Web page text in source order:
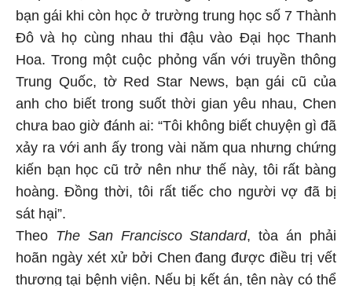
bạn gái khi còn học ở trường trung học số 7 Thành
Đô và họ cùng nhau thi đậu vào Đại học Thanh
Hoa. Trong một cuộc phỏng vấn với truyền thông
Trung Quốc, tờ Red Star News, bạn gái cũ của
anh cho biết trong suốt thời gian yêu nhau, Chen
chưa bao giờ đánh ai: “Tôi không biết chuyện gì đã
xảy ra với anh ấy trong vài năm qua nhưng chứng
kiến bạn học cũ trở nên như thế này, tôi rất bàng
hoàng. Đồng thời, tôi rất tiếc cho người vợ đã bị
sát hại”.
Theo The San Francisco Standard, tòa án phải
hoãn ngày xét xử bởi Chen đang được điều trị vết
thương tại bệnh viện. Nếu bị kết án, tên này có thể